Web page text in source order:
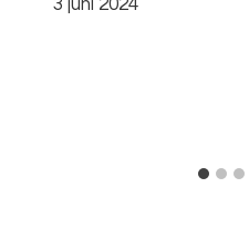
3 juni 2024